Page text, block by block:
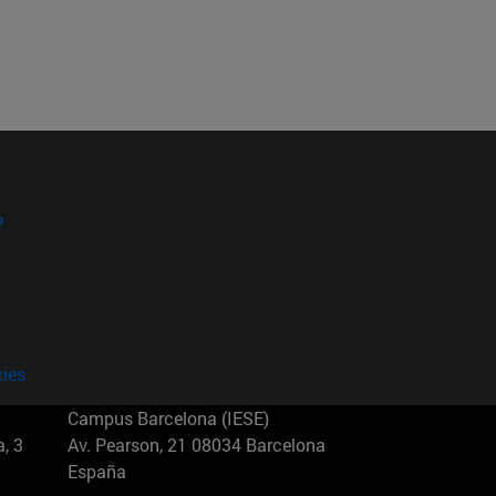
3
Campus Barcelona (IESE)
Av. Pearson, 21 08034 Barcelona
España